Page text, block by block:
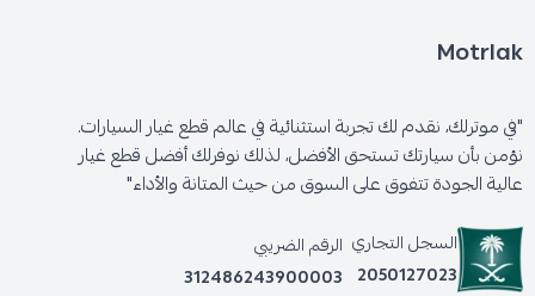
Motrlak
"في موترلك، نقدم لك تجربة استثنائية في عالم قطع غيار السيارات.
نؤمن بأن سيارتك تستحق الأفضل، لذلك نوفرلك أفضل قطع غيار
عالية الجودة تتفوق على السوق من حيث المتانة والأداء"
السجل التجاري
2050127023
الرقم الضريبي
312486243900003